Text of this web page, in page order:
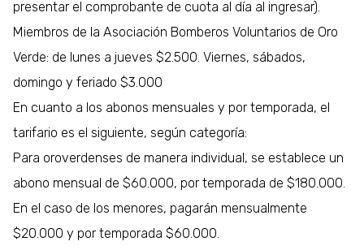
presentar el comprobante de cuota al día al ingresar).
Miembros de la Asociación Bomberos Voluntarios de Oro
Verde: de lunes a jueves $2.500. Viernes, sábados,
domingo y feriado $3.000
En cuanto a los abonos mensuales y por temporada, el
tarifario es el siguiente, según categoría:
Para oroverdenses de manera individual, se establece un
abono mensual de $60.000, por temporada de $180.000.
En el caso de los menores, pagarán mensualmente
$20.000 y por temporada $60.000.